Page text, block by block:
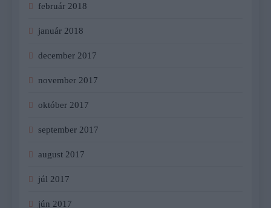
február 2018
január 2018
december 2017
november 2017
október 2017
september 2017
august 2017
júl 2017
jún 2017